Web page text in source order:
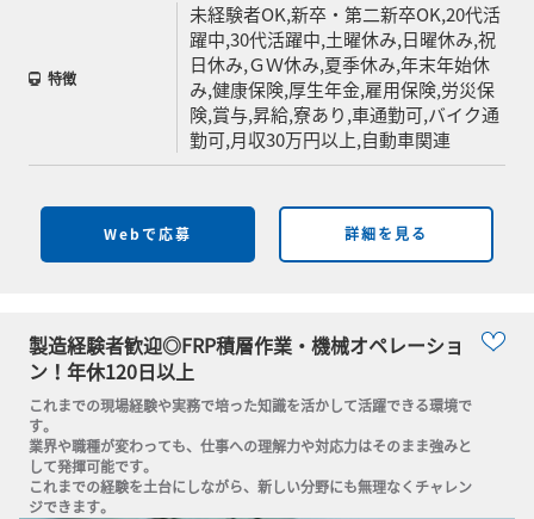
特徴
未経験者OK,新卒・第二新卒OK,20代活
躍中,30代活躍中,土曜休み,日曜休み,祝
日休み,ＧＷ休み,夏季休み,年末年始休
み,健康保険,厚生年金,雇用保険,労災保
険,賞与,昇給,寮あり,車通勤可,バイク通
勤可,月収30万円以上,自動車関連
Webで応募 詳細を見る
製造経験者歓迎◎FRP積層作業・機械オペレーショ
ン！年休120日以上
これまでの現場経験や実務で培った知識を活かして活躍できる環境で
す。
業界や職種が変わっても、仕事への理解力や対応力はそのまま強みと
して発揮可能です。
これまでの経験を土台にしながら、新しい分野にも無理なくチャレン
ジできます。